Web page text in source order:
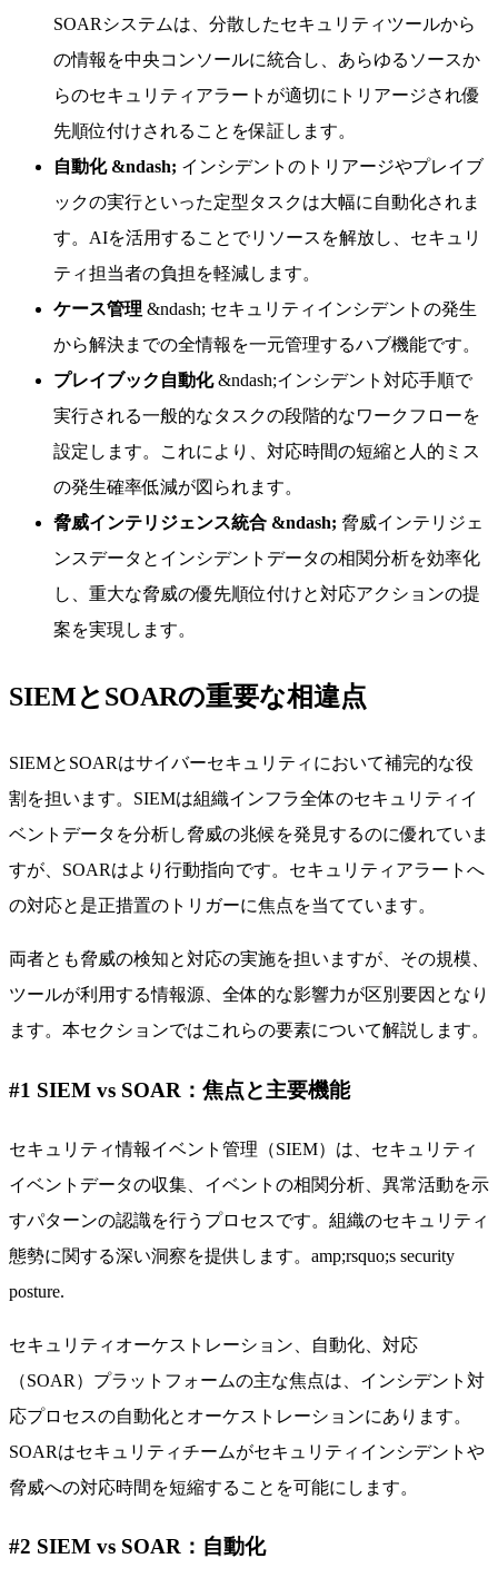
SOARシステムは、分散したセキュリティツールから
の情報を中央コンソールに統合し、あらゆるソースか
らのセキュリティアラートが適切にトリアージされ優
先順位付けされることを保証します。
自動化 &ndash; インシデントのトリアージやプレイブ
ックの実行といった定型タスクは大幅に自動化されま
す。AIを活用することでリソースを解放し、セキュリ
ティ担当者の負担を軽減します。
ケース管理 &ndash; セキュリティインシデントの発生
から解決までの全情報を一元管理するハブ機能です。
プレイブック自動化&ndash;インシデント対応手順で
実行される一般的なタスクの段階的なワークフローを
設定します。これにより、対応時間の短縮と人的ミス
の発生確率低減が図られます。
脅威インテリジェンス統合 &ndash; 脅威インテリジェ
ンスデータとインシデントデータの相関分析を効率化
し、重大な脅威の優先順位付けと対応アクションの提
案を実現します。
SIEMとSOARの重要な相違点
SIEMとSOARはサイバーセキュリティにおいて補完的な役
割を担います。SIEMは組織インフラ全体のセキュリティイ
ベントデータを分析し脅威の兆候を発見するのに優れていま
すが、SOARはより行動指向です。セキュリティアラートへ
の対応と是正措置のトリガーに焦点を当てています。
両者とも脅威の検知と対応の実施を担いますが、その規模、
ツールが利用する情報源、全体的な影響力が区別要因となり
ます。本セクションではこれらの要素について解説します。
#1 SIEM vs SOAR：焦点と主要機能
セキュリティ情報イベント管理（SIEM）は、セキュリティ
イベントデータの収集、イベントの相関分析、異常活動を示
すパターンの認識を行うプロセスです。組織のセキュリティ
態勢に関する深い洞察を提供します。amp;rsquo;s security
posture.
セキュリティオーケストレーション、自動化、対応
（SOAR）プラットフォームの主な焦点は、インシデント対
応プロセスの自動化とオーケストレーションにあります。
SOARはセキュリティチームがセキュリティインシデントや
脅威への対応時間を短縮することを可能にします。
#2 SIEM vs SOAR：自動化